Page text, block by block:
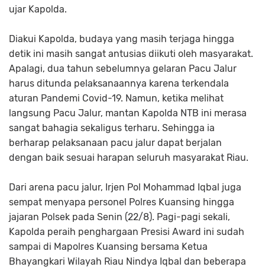
ujar Kapolda.
Diakui Kapolda, budaya yang masih terjaga hingga
detik ini masih sangat antusias diikuti oleh masyarakat.
Apalagi, dua tahun sebelumnya gelaran Pacu Jalur
harus ditunda pelaksanaannya karena terkendala
aturan Pandemi Covid-19. Namun, ketika melihat
langsung Pacu Jalur, mantan Kapolda NTB ini merasa
sangat bahagia sekaligus terharu. Sehingga ia
berharap pelaksanaan pacu jalur dapat berjalan
dengan baik sesuai harapan seluruh masyarakat Riau.
Dari arena pacu jalur, Irjen Pol Mohammad Iqbal juga
sempat menyapa personel Polres Kuansing hingga
jajaran Polsek pada Senin (22/8). Pagi-pagi sekali,
Kapolda peraih penghargaan Presisi Award ini sudah
sampai di Mapolres Kuansing bersama Ketua
Bhayangkari Wilayah Riau Nindya Iqbal dan beberapa